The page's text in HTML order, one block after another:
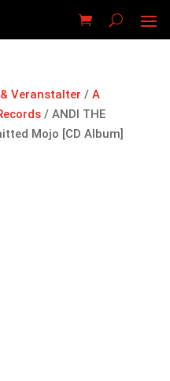
Veranstalter / A
/ ANDI THE
Mojo [CD Album]